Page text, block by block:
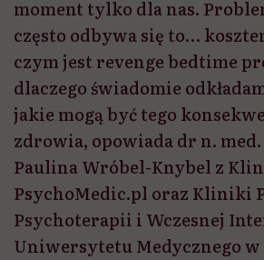
moment tylko dla nas.
często odbywa się to…
czym jest revenge bedtime
dlaczego świadomie
jakie mogą być tego
zdrowia, opowiada dr n.
Paulina Wróbel-Knybel z
PsychoMedic.pl oraz Kliniki
Psychoterapii i Wczesnej
Uniwersytetu Medycznego